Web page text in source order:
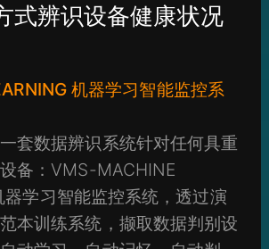
式辨识设备健康状况
机器学习智能监控系
套数据辨识系统针对任何具重
备：VMS-MACHINE
器学习智能监控系统，透过演
本训练系统，撷取数据判别设